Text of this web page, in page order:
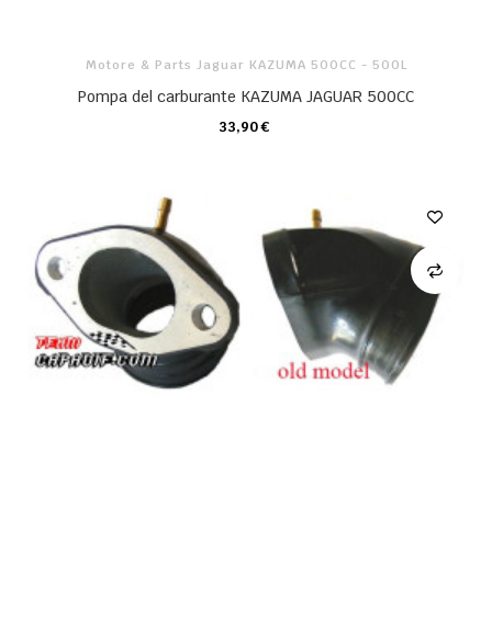
Motore & Parts Jaguar KAZUMA 500CC - 500L
Pompa del carburante KAZUMA JAGUAR 500CC
33,90 €
CARRELLO